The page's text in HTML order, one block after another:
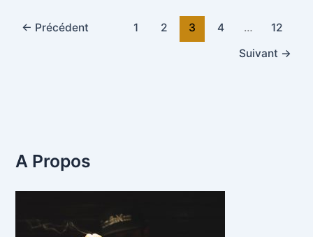
← Précédent 1 2 3 4 …
12
Suivant →
A Propos